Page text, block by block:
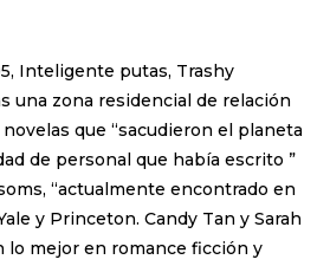
Inteligente putas, Trashy
una zona residencial de relación
que “sacudieron el planeta
de personal que había escrito ”
“actualmente encontrado en
y Princeton. Candy Tan y Sarah
lo mejor en romance ficción y